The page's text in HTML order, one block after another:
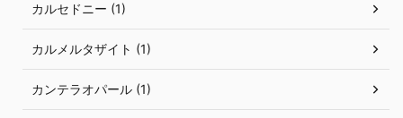
カルセドニー (1)
カルメルタザイト (1)
カンテラオパール (1)